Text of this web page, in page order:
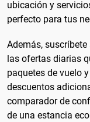
ubicación y
perfecto para tus
Además,
las ofertas diarias
paquetes de vuelo
descuentos
comparador de
de una estancia